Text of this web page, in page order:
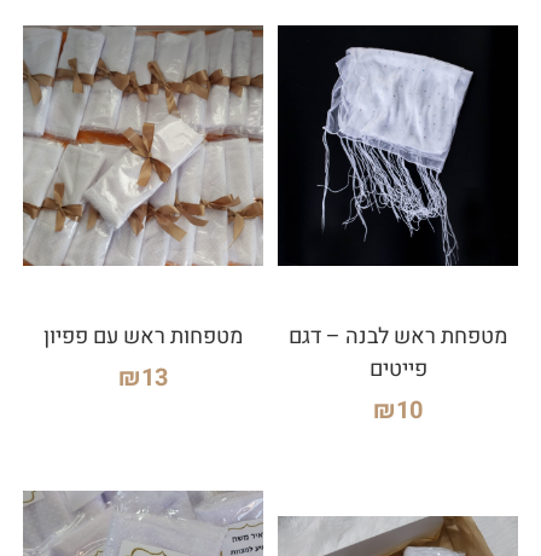
מטפחת ראש לבנה – דגם
פייטים
₪10
מטפחות ראש עם פפיון
₪13